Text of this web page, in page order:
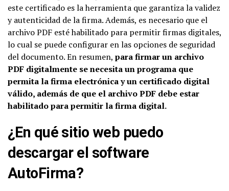
este certificado es la herramienta que garantiza la validez
y autenticidad de la firma. Además, es necesario que el
archivo PDF esté habilitado para permitir firmas digitales,
lo cual se puede configurar en las opciones de seguridad
del documento. En resumen, para firmar un archivo
PDF digitalmente se necesita un programa que
permita la firma electrónica y un certificado digital
válido, además de que el archivo PDF debe estar
habilitado para permitir la firma digital.
¿En qué sitio web puedo
descargar el software
AutoFirma?